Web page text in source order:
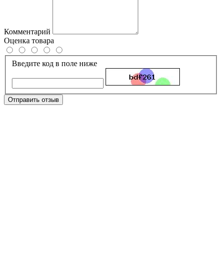
Комментарий
Оценка товара
Введите код в поле ниже
Отправить отзыв